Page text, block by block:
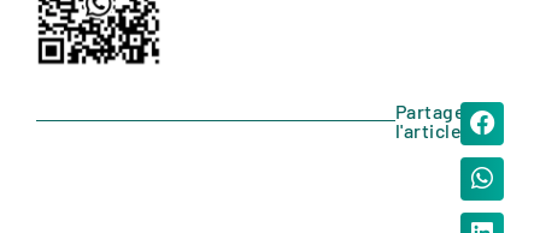
Partager
l'article